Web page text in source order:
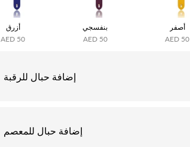
أزرق
AED 50
بنفسجي
AED 50
أصفر
AED 50
إضافة حبال للرقبة
إضافة حبال للمعصم